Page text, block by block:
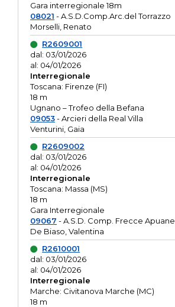
Gara interregionale 18m
08021 - A.S.D.Comp.Arc.del Torrazzo
Morselli, Renato
R2609001
dal: 03/01/2026
al: 04/01/2026
Interregionale
Toscana: Firenze (FI)
18 m
Ugnano – Trofeo della Befana
09053- Arcieri della Real Villa
Venturini, Gaia
R2609002
dal: 03/01/2026
al: 04/01/2026
Interregionale
Toscana: Massa (MS)
18 m
Gara Interregionale
09067 - A.S.D. Comp. Frecce Apuane
De Biaso, Valentina
R2610001
dal: 03/01/2026
al: 04/01/2026
Interregionale
Marche: Civitanova Marche (MC)
18 m